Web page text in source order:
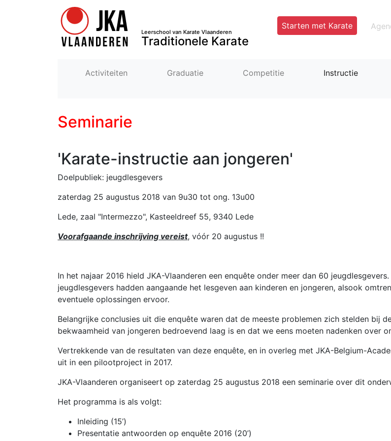
Leerschool van Karate Vlaanderen
Traditionele Karate
Starten met Karate
Activiteiten Graduatie Competitie Instructie
Seminarie
'Karate-instructie aan jongeren'
Doelpubliek: jeugdlesgevers
zaterdag 25 augustus 2018 van 9u30 tot ong. 13u00
Lede, zaal "Intermezzo", Kasteeldreef 55, 9340 Lede
Voorafgaande inschrijving vereist, vóór 20 augustus !!
In het najaar 2016 hield JKA-Vlaanderen een enquête onder meer dan 60
jeugdlesgevers hadden aangaande het lesgeven aan kinderen en jongeren, alsook
eventuele oplossingen ervoor.
Belangrijke conclusies uit die enquête waren dat de meeste problemen zich stelden bij
bekwaamheid van jongeren bedroevend laag is en dat we eens moeten nadenken over
Vertrekkende van de resultaten van deze enquête, en in overleg met JKA-Belgium-
uit in een pilootproject in 2017.
JKA-Vlaanderen organiseert op zaterdag 25 augustus 2018 een seminarie over dit
Het programma is als volgt:
Inleiding (15’)
Presentatie antwoorden op enquête 2016 (20’)